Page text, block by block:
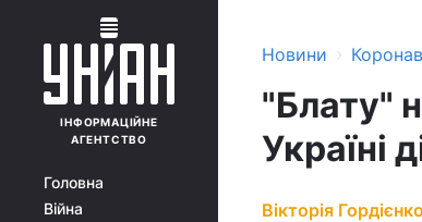
ІНФОРМАЦІЙНЕ
АГЕНТСТВО
Головна
Війна
Новини ›
"Блату"
Україні
Вікторія Гордієнко